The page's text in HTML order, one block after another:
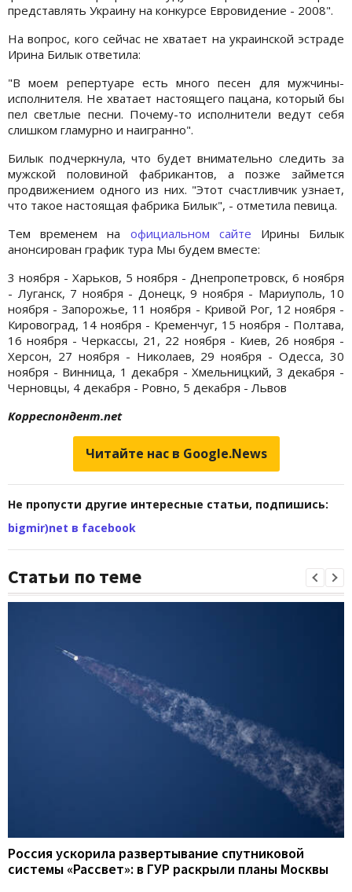
представлять Украину на конкурсе Евровидение - 2008".
На вопрос, кого сейчас не хватает на украинской эстраде
Ирина Билык ответила:
"В моем репертуаре есть много песен для мужчины-
исполнителя. Не хватает настоящего пацана, который бы
пел светлые песни. Почему-то исполнители ведут себя
слишком гламурно и наигранно".
Билык подчеркнула, что будет внимательно следить за
мужской половиной фабрикантов, а позже займется
продвижением одного из них. "Этот счастливчик узнает,
что такое настоящая фабрика Билык", - отметила певица.
Тем временем на официальном сайте Ирины Билык
анонсирован график тура Мы будем вместе:
3 ноября - Харьков, 5 ноября - Днепропетровск, 6 ноября
- Луганск, 7 ноября - Донецк, 9 ноября - Мариуполь, 10
ноября - Запорожье, 11 ноября - Кривой Рог, 12 ноября -
Кировоград, 14 ноября - Кременчуг, 15 ноября - Полтава,
16 ноября - Черкассы, 21, 22 ноября - Киев, 26 ноября -
Херсон, 27 ноября - Николаев, 29 ноября - Одесса, 30
ноября - Винница, 1 декабря - Хмельницкий, 3 декабря -
Черновцы, 4 декабря - Ровно, 5 декабря - Львов
Корреспондент.net
Читайте нас в Google.News
Не пропусти другие интересные статьи, подпишись:
bigmir)net в facebook
Статьи по теме
Россия ускорила развертывание спутниковой
системы «Рассвет»: в ГУР раскрыли планы Москвы